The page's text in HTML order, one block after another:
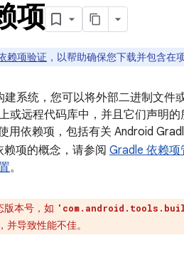
项
赖项验证 ，以帮助确保您下载并包含在
系统，您可以将外部二进制文件
或远程代码库中，并且它们声明
用依赖项，包括有关 Android
项的概念，请参阅 Gradle 依赖项
。
版本号，如
导致性能不佳。